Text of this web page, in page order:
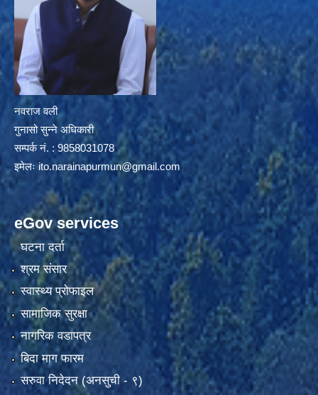
नवराज वली
गुनासो सुन्ने अधिकारी
सम्पर्क नं. : 9858031078
इमेलःito.narainapurmun@gmail.com
eGov services
घटना दर्ता
श्रम संसार
स्वास्थ्य प्रोफाइल
सामाजिक सुरक्षा
नागरिक वडापत्र
बिदा माग फारम
सरुवा निदेदन (अनसुची - ९)